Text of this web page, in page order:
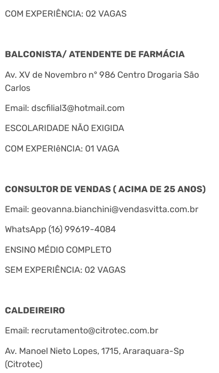
COM EXPERIÊNCIA: 02 VAGAS
BALCONISTA/ ATENDENTE DE FARMÁCIA
Av. XV de Novembro n° 986 Centro Drogaria São
Carlos
Email: dscfilial3@hotmail.com
ESCOLARIDADE NÃO EXIGIDA
COM EXPERIêNCIA: 01 VAGA
CONSULTOR DE VENDAS ( ACIMA DE 25 ANOS)
Email: geovanna.bianchini@vendasvitta.com.br
WhatsApp (16) 99619-4084
ENSINO MÉDIO COMPLETO
SEM EXPERIÊNCIA: 02 VAGAS
CALDEIREIRO
Email: recrutamento@citrotec.com.br
Av. Manoel Nieto Lopes, 1715, Araraquara-Sp
(Citrotec)